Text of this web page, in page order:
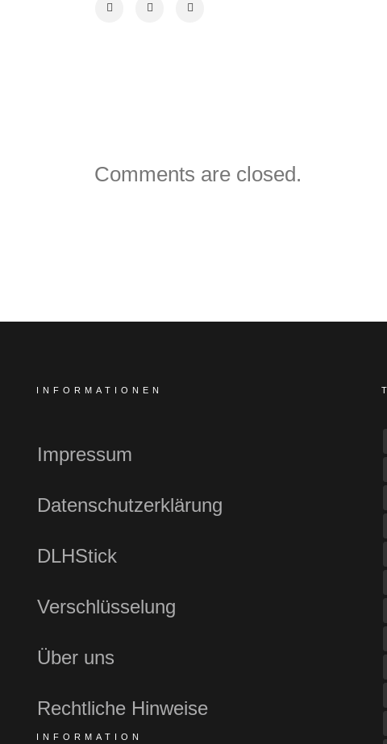
Comments are closed.
INFORMATIONEN
Impressum
Datenschutzerklärung
DLHStick
Verschlüsselung
Über uns
Rechtliche Hinweise
INFORMATION